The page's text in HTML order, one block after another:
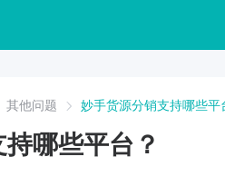
其他问题 妙手货源分销支持哪些平
哪些平台？